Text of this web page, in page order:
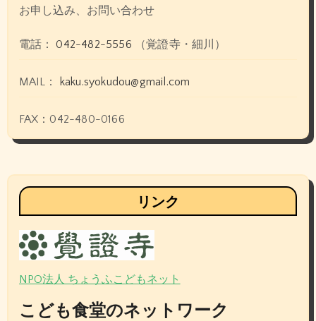
お申し込み、お問い合わせ
電話： 042-482-5556 （覚證寺・細川）
MAIL： kaku.syokudou@gmail.com
FAX：042-480-0166
リンク
NPO法人 ちょうふこどもネット
こども食堂のネットワーク